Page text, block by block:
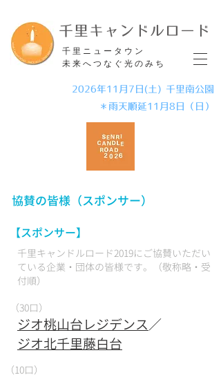
​千里キャンドルロード
​千里ニュータウン
未来へつなぐ光のみち
2026年11月7日(土) 千里南公園
＊雨天順延11月8日（日）
協賛の皆様（スポンサー）
【スポンサー】
千里キャンドルロード2019にご協賛いただい
ている企業・団体の皆様です。（敬称略・受
付順）
（30口）
ジオ桃山台レジデンス／
ジオ北千里藤白台
（10口）